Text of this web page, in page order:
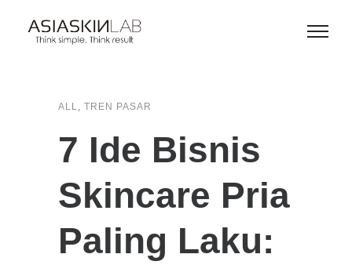
ALL, TREN PASAR
7 Ide Bisnis
Skincare Pria
Paling Laku: